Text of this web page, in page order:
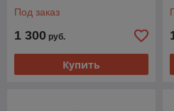
Под заказ
1 300 руб.
Купить